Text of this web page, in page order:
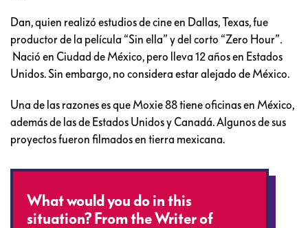
Dan, quien realizó estudios de cine en Dallas, Texas, fue
productor de la película “Sin ella” y del corto “Zero Hour”.
Nació en Ciudad de México, pero lleva 12 años en Estados
Unidos. Sin embargo, no considera estar alejado de México.
Una de las razones es que Moxie 88 tiene oficinas en México,
además de las de Estados Unidos y Canadá. Algunos de sus
proyectos fueron filmados en tierra mexicana.
What would you do in this
situation? From the Writer of